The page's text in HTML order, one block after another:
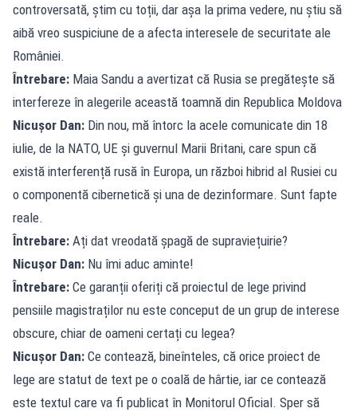
controversată, știm cu toții, dar așa la prima vedere, nu știu să
aibă vreo suspiciune de a afecta interesele de securitate ale
României.
Întrebare: Maia Sandu a avertizat că Rusia se pregătește să
interfereze în alegerile această toamnă din Republica Moldova
Nicușor Dan: Din nou, mă întorc la acele comunicate din 18
iulie, de la NATO, UE și guvernul Marii Britani, care spun că
există interferență rusă în Europa, un război hibrid al Rusiei cu
o componentă cibernetică și una de dezinformare. Sunt fapte
reale.
Întrebare: Ați dat vreodată șpagă de supraviețuirie?
Nicușor Dan: Nu îmi aduc aminte!
Întrebare: Ce garanții oferiți că proiectul de lege privind
pensiile magistraților nu este conceput de un grup de interese
obscure, chiar de oameni certați cu legea?
Nicușor Dan: Ce contează, bineînteles, că orice proiect de
lege are statut de text pe o coală de hârtie, iar ce contează
este textul care va fi publicat în Monitorul Oficial. Sper să